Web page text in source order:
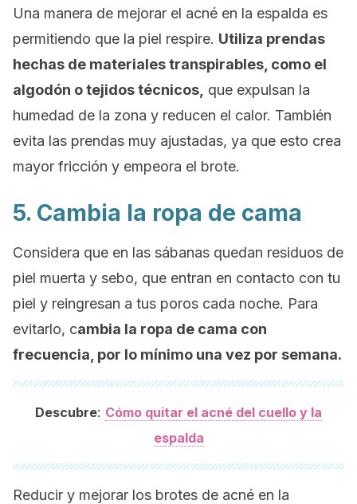
Una manera de mejorar el acné en la espalda es
permitiendo que la piel respire. Utiliza prendas
hechas de materiales transpirables, como el
algodón o tejidos técnicos, que expulsan la
humedad de la zona y reducen el calor. También
evita las prendas muy ajustadas, ya que esto crea
mayor fricción y empeora el brote.
5. Cambia la ropa de cama
Considera que en las sábanas quedan residuos de
piel muerta y sebo, que entran en contacto con tu
piel y reingresan a tus poros cada noche. Para
evitarlo, cambia la ropa de cama con
frecuencia, por lo mínimo una vez por semana.
Descubre: Cómo quitar el acné del cuello y la
espalda
Reducir y mejorar los brotes de acné en la